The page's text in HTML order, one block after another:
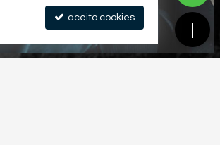
aceito cookies